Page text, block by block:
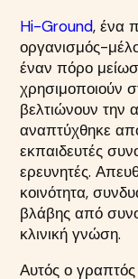
Hi-Ground, ένα
οργανισμός-
έναν πόρο
χρησιμοποιούν
βελτιώνουν την
αναπτύχθηκε
εκπαιδευτές
ερευνητές.
κοινότητα,
βλάβης από
κλινική γνώση.
Αυτός ο